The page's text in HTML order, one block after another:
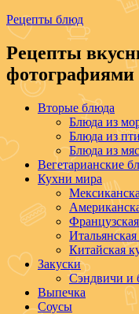
Рецепты блюд
Рецепты
фотографиями
Вторые блюда
Блюда из
Блюда из
Блюда из
Вегетарианские
Кухни мира
Китайская
Закуски
Сэндвичи и
Выпечка
Соусы